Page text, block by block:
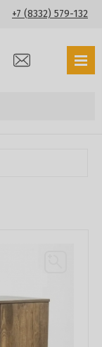
+7 (8332) 579-132